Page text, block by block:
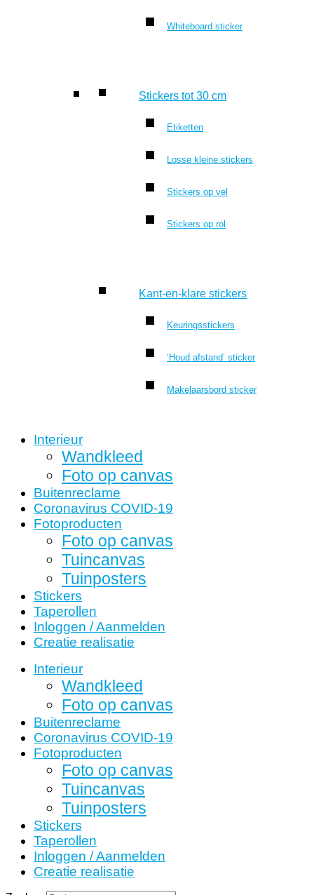
Whiteboard sticker
Stickers tot 30 cm
Etiketten
Losse kleine stickers
Stickers op vel
Stickers op rol
Kant-en-klare stickers
Keuringsstickers
‘Houd afstand’ sticker
Makelaarsbord sticker
Interieur
Wandkleed
Foto op canvas
Buitenreclame
Coronavirus COVID-19
Fotoproducten
Foto op canvas
Tuincanvas
Tuinposters
Stickers
Taperollen
Inloggen / Aanmelden
Creatie realisatie
Interieur
Wandkleed
Foto op canvas
Buitenreclame
Coronavirus COVID-19
Fotoproducten
Foto op canvas
Tuincanvas
Tuinposters
Stickers
Taperollen
Inloggen / Aanmelden
Creatie realisatie